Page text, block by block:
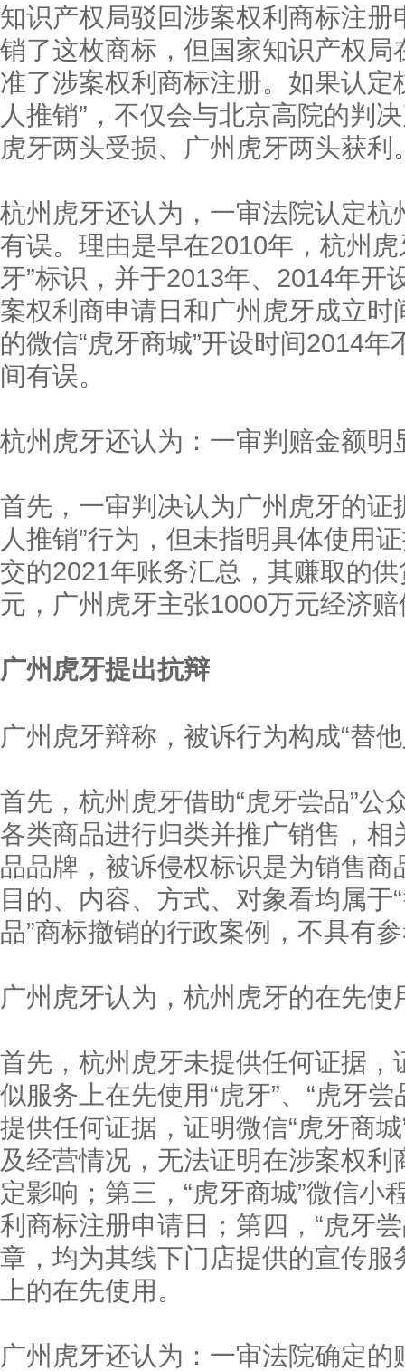
知识产权局驳回涉案权利商标注
销了这枚商标，但国家知识产权
准了涉案权利商标注册。如果认定
人推销”，不仅会与北京高院的判
虎牙两头受损、广州虎牙两头获利
杭州虎牙还认为，一审法院认定
有误。理由是早在2010年，杭州
牙”标识，并于2013年、2014年开
案权利商申请日和广州虎牙成立
的微信“虎牙商城”开设时间2014
间有误。
杭州虎牙还认为：一审判赔金额明
首先，一审判决认为广州虎牙的证
人推销”行为，但未指明具体使用
交的2021年账务汇总，其赚取的
元，广州虎牙主张1000万元经济
广州虎牙提出抗辩
广州虎牙辩称，被诉行为构成“替
首先，杭州虎牙借助“虎牙尝品”公
各类商品进行归类并推广销售，
品品牌，被诉侵权标识是为销售
目的、内容、方式、对象看均属于
品”商标撤销的行政案例，不具有
广州虎牙认为，杭州虎牙的在先使
首先，杭州虎牙未提供任何证据
似服务上在先使用“虎牙”、“虎牙
提供任何证据，证明微信“虎牙商
及经营情况，无法证明在涉案权
定影响；第三，“虎牙商城”微信小
利商标注册申请日；第四，“虎牙
章，均为其线下门店提供的宣传
上的在先使用。
广州虎牙还认为：一审法院确定的